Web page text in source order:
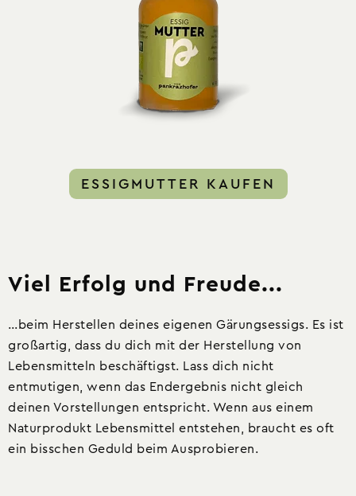
ESSIGMUTTER KAUFEN
Viel Erfolg und Freude...
…beim Herstellen deines eigenen Gärungsessigs. Es ist
großartig, dass du dich mit der Herstellung von
Lebensmitteln beschäftigst. Lass dich nicht
entmutigen, wenn das Endergebnis nicht gleich
deinen Vorstellungen entspricht. Wenn aus einem
Naturprodukt Lebensmittel entstehen, braucht es oft
ein bisschen Geduld beim Ausprobieren.